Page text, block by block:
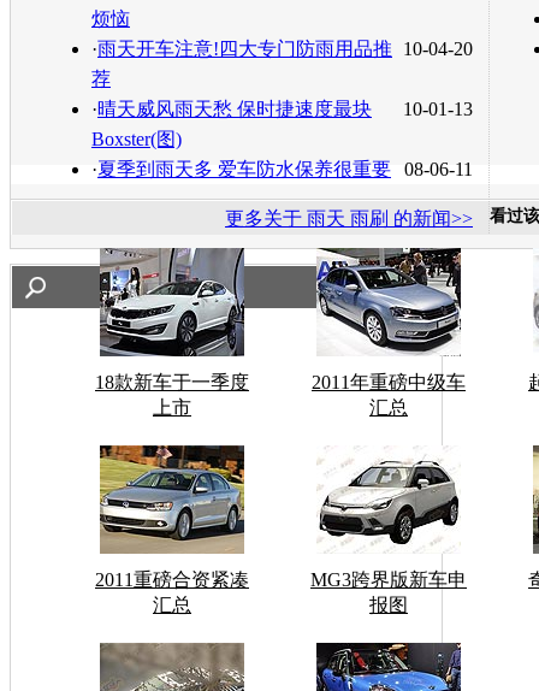
烦恼
10-04-20
·雨天开车注意!四大专门防雨用品推
荐
10-01-13
·晴天威风雨天愁 保时捷速度最块
Boxster(图)
08-06-11
·夏季到雨天多 爱车防水保养很重要
更多关于 雨天 雨刷 的新闻>> 看过
18款新车于一季度
上市
2011年重磅中级车
汇总
2011重磅合资紧凑
汇总
MG3跨界版新车申
报图